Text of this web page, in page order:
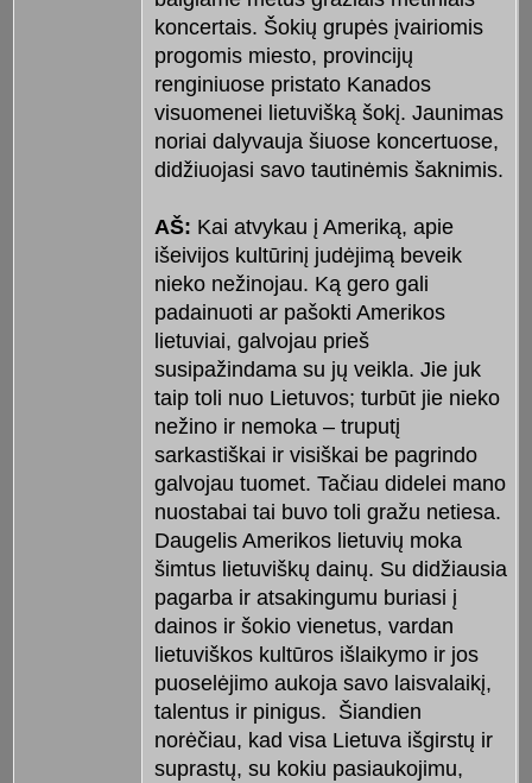
koncertais. Šokių grupės įvairiomis
progomis miesto, provincijų
renginiuose pristato Kanados
visuomenei lietuvišką šokį. Jaunimas
noriai dalyvauja šiuose koncertuose,
didžiuojasi savo tautinėmis šaknimis.
AŠ: Kai atvykau į Ameriką, apie
išeivijos kultūrinį judėjimą beveik
nieko nežinojau. Ką gero gali
padainuoti ar pašokti Amerikos
lietuviai, galvojau prieš
susipažindama su jų veikla. Jie juk
taip toli nuo Lietuvos; turbūt jie nieko
nežino ir nemoka – truputį
sarkastiškai ir visiškai be pagrindo
galvojau tuomet. Tačiau didelei mano
nuostabai tai buvo toli gražu netiesa.
Daugelis Amerikos lietuvių moka
šimtus lietuviškų dainų. Su didžiausia
pagarba ir atsakingumu buriasi į
dainos ir šokio vienetus, vardan
lietuviškos kultūros išlaikymo ir jos
puoselėjimo aukoja savo laisvalaikį,
talentus ir pinigus. Šiandien
norėčiau, kad visa Lietuva išgirstų ir
suprastų, su kokiu pasiaukojimu,